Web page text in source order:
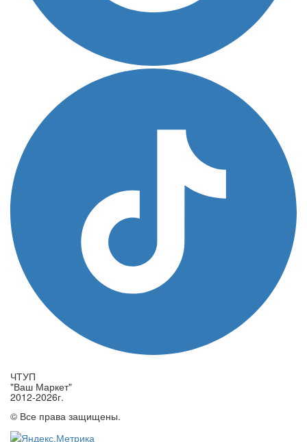
ЧТУП
"Ваш Маркет"
2012-2026г.
© Все права защищены.